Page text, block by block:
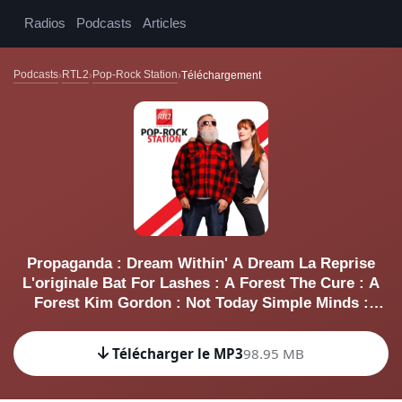
Radios Podcasts Articles
Podcasts RTL2 Pop-Rock Station Téléchargement
Propaganda : Dream Within' A Dream La Reprise
L'originale Bat For Lashes : A Forest The Cure : A
Forest Kim Gordon : Not Today Simple Minds :
Noiseworks : Touch Dry Cleaning : Hit Me Head All
Day U2 : I Will Follow Trixie Withley : Breathe You In
My Dreams Vella : Somebody Else Aretha Franklin :
Télécharger le MP398.95 MB